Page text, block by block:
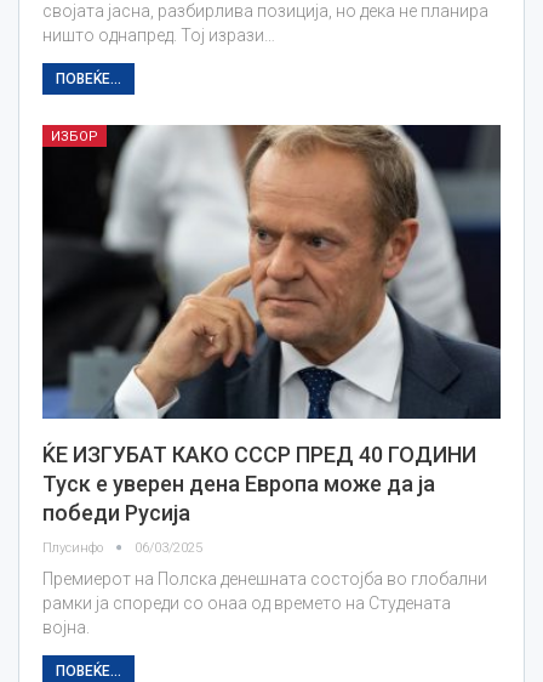
својата јасна, разбирлива позиција, но дека не планира
ништо однапред. Тој изрази…
ПОВЕЌЕ...
ИЗБОР
ЌЕ ИЗГУБАТ КАКО СССР ПРЕД 40 ГОДИНИ
Туск е уверен дена Европа може да ја
победи Русија
Плусинфо 06/03/2025
Премиерот на Полска денешната состојба во глобални
рамки ја спореди со онаа од времето на Студената
војна.
ПОВЕЌЕ...